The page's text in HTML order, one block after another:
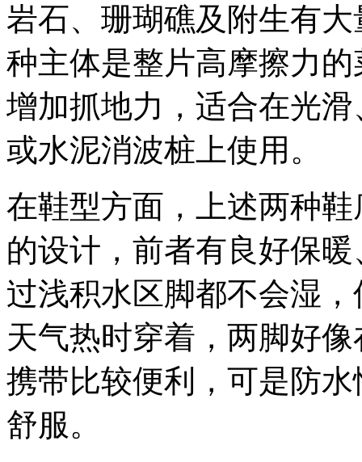
岩石、珊瑚礁及附生有
种主体是整片高摩擦力
增加抓地力，适合在光
或水泥消波桩上使用。
在鞋型方面，上述两种
的设计，前者有良好保
过浅积水区脚都不会湿
天气热时穿着，两脚好
携带比较便利，可是防
舒服。